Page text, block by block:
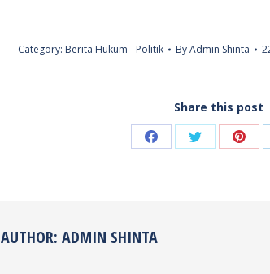
Category: Berita Hukum - Politik ByAdmin Shinta
Share this post
Share Share
AUTHOR: ADMIN SHINTA